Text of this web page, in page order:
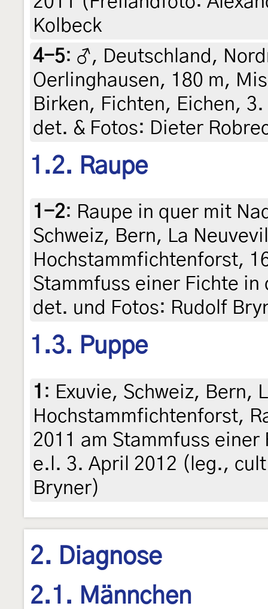
Kolbeck
4-5: ♂, Deutschland,
Oerlinghausen, 180 m,
Birken, Fichten, Eichen,
det. & Fotos: Dieter
1.2. Raupe
1-2: Raupe in quer mit
Schweiz, Bern, La
Hochstammfichtenforst,
Stammfuss einer Fichte
det. und Fotos: Rudolf
1.3. Puppe
1 : Exuvie, Schweiz, Bern,
Hochstammfichtenforst,
2011 am Stammfuss
e.l. 3. April 2012 (leg.,
Bryner)
2. Diagnose
2.1. Männchen